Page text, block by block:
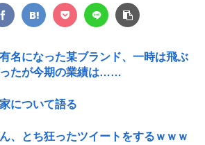
名になった某ブランド、一時は飛ぶ
たが今期の業績は……
について語る
、とち狂ったツイートをするｗｗｗ